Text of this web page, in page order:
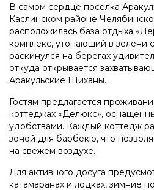
В самом сердце поселка
Каслинском районе
расположилась база отдыха
комплекс, утопающий в зелени
раскинулся на берегах
откуда открывается
Аракульские Шиханы.
Гостям предлагается
коттеджах «Делюкс»,
удобствами. Каждый коттедж
зоной для барбекю, что
на свежем воздухе.
Для активного досуга
катамаранах и лодках, зимние